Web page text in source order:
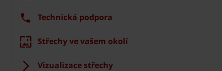
Technická podpora
Střechy ve vašem okolí
Vizualizace střechy